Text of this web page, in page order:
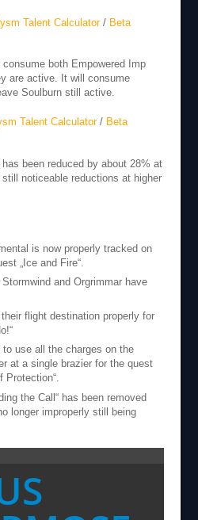
Talent Calculator/ Beta
both Empowered Imp
are active. It will consume
Soulburn still active.
Talent Calculator/ Beta
been reduced by about 28% at
noticeable reductions at higher
is now properly tracked on
„Ice and Fire“.
and Orgrimmar have
flight destination properly for
to use all the charges on the
at a single brazier for the quest
Protection“.
the Call“ has been removed
longer improperly still being